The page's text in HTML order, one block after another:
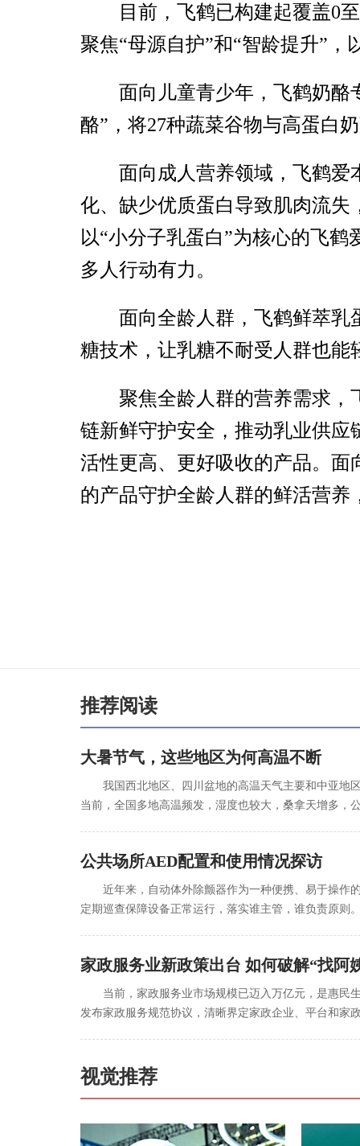
目前，飞鹤已构建起覆盖0
聚焦“母源自护”和“智龄提升”
面向儿童青少年，飞鹤奶酪
酪”，将27种蔬菜谷物与高蛋白
面向成人营养领域，飞鹤爱
化、缺少优质蛋白导致肌肉流
以“小分子乳蛋白”为核心的飞
多人行动有力。
面向全龄人群，飞鹤鲜萃乳
糖技术，让乳糖不耐受人群也能
聚焦全龄人群的营养需求
链新鲜守护安全，推动乳业供
活性更高、更好吸收的产品。
的产品守护全龄人群的鲜活营
推荐阅读
大暑节气，这些地区为何高温不断
我国西北地区、四川盆地的高温天气主要和中亚地
当前，全国多地高温频发，湿度也较大，桑拿天增多
公共场所AED配置和使用情况探访
近年来，自动体外除颤器作为一种便携、易于操作
定期巡查保障设备正常运行，落实谁主管，谁负责原
家政服务业新政策出台 如何破解“找阿
当前，家政服务业市场规模已迈入万亿元，是惠民
发布家政服务规范协议，清晰界定家政企业、平台和
视觉推荐